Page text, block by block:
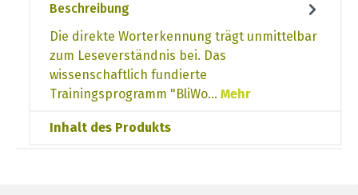
Beschreibung
Die direkte Worterkennung trägt unmittelbar
zum Leseverständnis bei. Das
wissenschaftlich fundierte
Trainingsprogramm "BliWo… Mehr
Inhalt des Produkts